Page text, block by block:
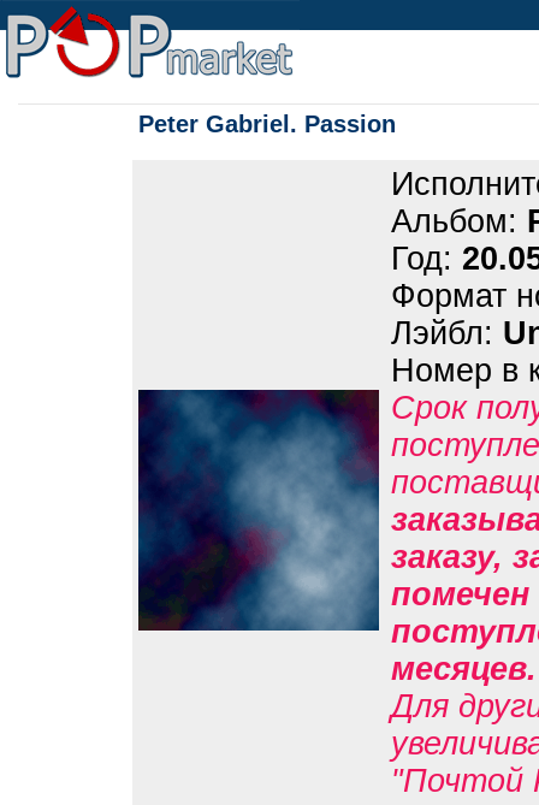
Peter Gabriel. Passion
Альбом:
Год:
Формат
Лэйбл:
Номер в
Срок
заказу,
помечен
Для
"Почтой